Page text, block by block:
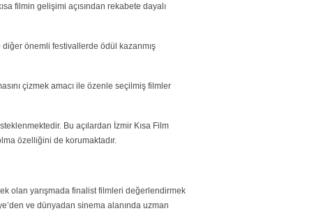
filmin gelişimi açısından rekabete dayalı
önemli festivallerde ödül kazanmış
çizmek amacı ile özenle seçilmiş filmler
Bu açılardan İzmir Kısa Film
özelliğini de korumaktadır.
olan yarışmada finalist filmleri değerlendirmek
ve dünyadan sinema alanında uzman